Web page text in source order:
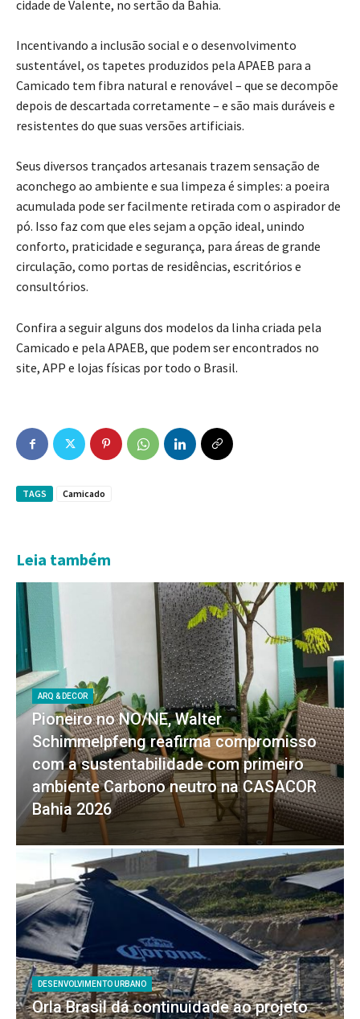
cidade de Valente, no sertão da Bahia.
Incentivando a inclusão social e o desenvolvimento
sustentável, os tapetes produzidos pela APAEB para a
Camicado tem fibra natural e renovável – que se decompõe
depois de descartada corretamente – e são mais duráveis e
resistentes do que suas versões artificiais.
Seus diversos trançados artesanais trazem sensação de
aconchego ao ambiente e sua limpeza é simples: a poeira
acumulada pode ser facilmente retirada com o aspirador de
pó. Isso faz com que eles sejam a opção ideal, unindo
conforto, praticidade e segurança, para áreas de grande
circulação, como portas de residências, escritórios e
consultórios.
Confira a seguir alguns dos modelos da linha criada pela
Camicado e pela APAEB, que podem ser encontrados no
site, APP e lojas físicas por todo o Brasil.
TAGS Camicado
Leia também
ARQ & DECOR
Pioneiro no NO/NE, Walter
Schimmelpfeng reafirma compromisso
com a sustentabilidade com primeiro
ambiente Carbono neutro na CASACOR
Bahia 2026
DESENVOLVIMENTO URBANO
Orla Brasil dá continuidade ao projeto